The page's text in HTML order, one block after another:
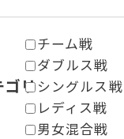
参加カテゴリ
チーム戦
ダブルス戦
シングルス戦
レディス戦
男女混合戦